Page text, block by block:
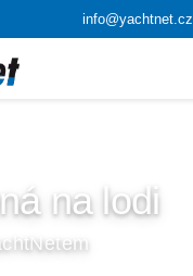
info@yachtnet.cz
na lodi